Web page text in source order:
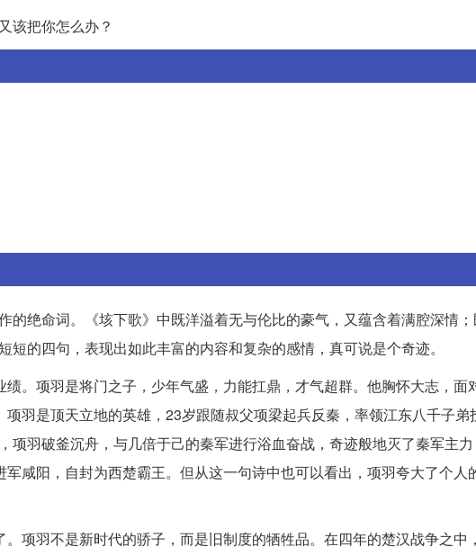
该把你怎么办？
的绝命词。《垓下歌》中既洋溢着无与伦比的豪气，又蕴含着满腔深情；
的四句，表现出如此丰富的内容和复杂的感情，真可说是个奇迹。
。项羽是将门之子，少年气盛，力能扛鼎，才气超群。他胸怀大志，面
羽是顶天立地的英雄，23岁跟随叔父项梁起兵反秦，率领江东八千子弟
项羽破釜沉舟，与几倍于己的秦军进行浴血奋战，奇迹般地灭了秦军主
咸阳，自封为西楚霸王。但从这一句诗中也可以看出，项羽夸大了个人
项羽不是新时代的骄子，而是旧制度的牺牲品。在四年的楚汉战争之中